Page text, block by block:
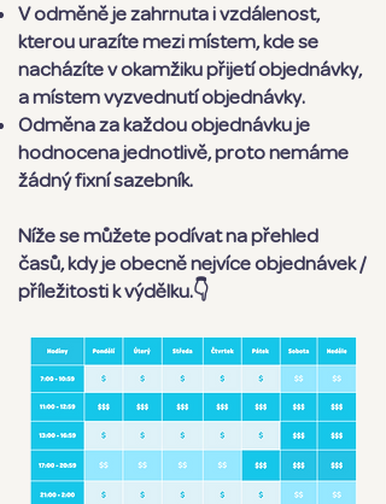
V odměně je zahrnuta i vzdálenost,
kterou urazíte mezi místem, kde se
nacházíte v okamžiku přijetí objednávky,
a místem vyzvednutí objednávky.
Odměna za každou objednávku je
hodnocena jednotlivě, proto nemáme
žádný fixní sazebník.
Níže se můžete podívat na přehled
časů, kdy je obecně nejvíce objednávek /
příležitosti k výdělku.👇